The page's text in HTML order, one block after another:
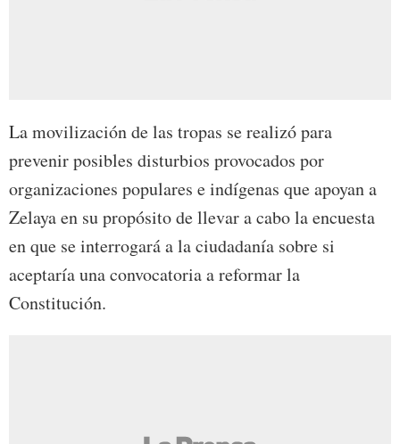
La movilización de las tropas se realizó para
prevenir posibles disturbios provocados por
organizaciones populares e indígenas que apoyan a
Zelaya en su propósito de llevar a cabo la encuesta
en que se interrogará a la ciudadanía sobre si
aceptaría una convocatoria a reformar la
Constitución.